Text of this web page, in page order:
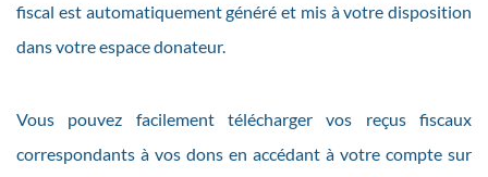
fiscal est automatiquement généré et mis à votre disposition
dans votre espace donateur.
Vous pouvez facilement télécharger vos reçus fiscaux
correspondants à vos dons en accédant à votre compte sur